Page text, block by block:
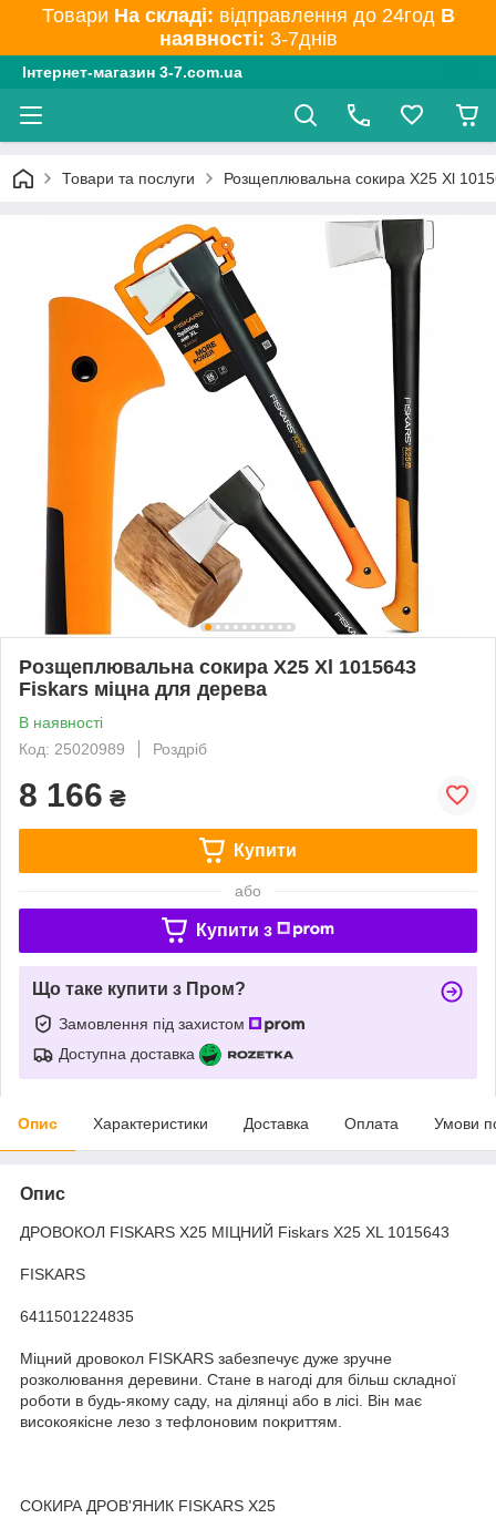
Товари На складі: відправлення до 24год В
наявності: 3-7днів
Інтернет-магазин 3-7.com.ua
Товари та послуги Розщеплювальна сокира X25 Xl
Розщеплювальна сокира X25 Xl 1015643
Fiskars міцна для дерева
В наявності
Код: 25020989
Роздріб
8 166 ₴
Купити
або
Купити з
Що таке купити з Пром?
Замовлення під захистом
Доступна доставка
Опис Характеристики Доставка Оплата Умови
Опис
ДРОВОКОЛ FISKARS X25 МІЦНИЙ Fiskars X25 XL 1015643
FISKARS
6411501224835
Міцний дровокол FISKARS забезпечує дуже зручне
розколювання деревини. Стане в нагоді для більш складної
роботи в будь-якому саду, на ділянці або в лісі. Він має
високоякісне лезо з тефлоновим покриттям.
СОКИРА ДРОВ'ЯНИК FISKARS X25